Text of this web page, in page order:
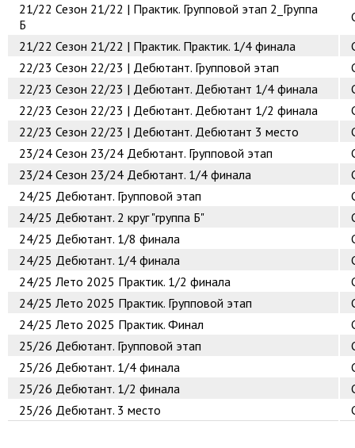
21/22 Сезон 21/22 | Практик. Групповой этап 2_Группа
Б
21/22 Сезон 21/22 | Практик. Практик. 1/4 финала
22/23 Сезон 22/23 | Дебютант. Групповой этап
22/23 Сезон 22/23 | Дебютант. Дебютант 1/4 финала
22/23 Сезон 22/23 | Дебютант. Дебютант 1/2 финала
22/23 Сезон 22/23 | Дебютант. Дебютант 3 место
23/24 Сезон 23/24 Дебютант. Групповой этап
23/24 Сезон 23/24 Дебютант. 1/4 финала
24/25 Дебютант. Групповой этап
24/25 Дебютант. 2 круг "группа Б"
24/25 Дебютант. 1/8 финала
24/25 Дебютант. 1/4 финала
24/25 Лето 2025 Практик. 1/2 финала
24/25 Лето 2025 Практик. Групповой этап
24/25 Лето 2025 Практик. Финал
25/26 Дебютант. Групповой этап
25/26 Дебютант. 1/4 финала
25/26 Дебютант. 1/2 финала
25/26 Дебютант. 3 место